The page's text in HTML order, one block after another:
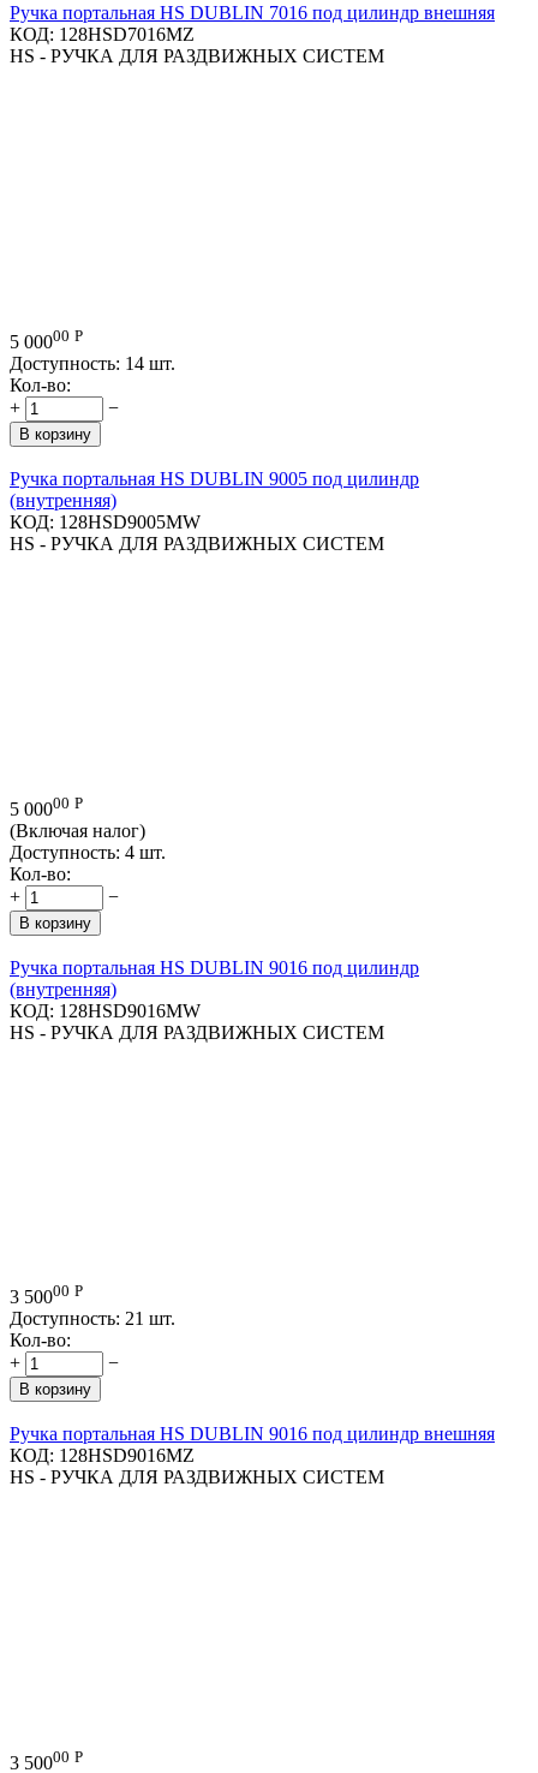
Ручка портальная HS DUBLIN 7016 под цилиндр внешняя
КОД: 128HSD7016MZ
HS - РУЧКА ДЛЯ РАЗДВИЖНЫХ СИСТЕМ
5 00000 Р
Доступность: 14 шт.
Кол-во:
+
−
В корзину
Ручка портальная HS DUBLIN 9005 под цилиндр
(внутренняя)
КОД: 128HSD9005MW
HS - РУЧКА ДЛЯ РАЗДВИЖНЫХ СИСТЕМ
5 00000 Р
(Включая налог)
Доступность: 4 шт.
Кол-во:
+
−
В корзину
Ручка портальная HS DUBLIN 9016 под цилиндр
(внутренняя)
КОД: 128HSD9016MW
HS - РУЧКА ДЛЯ РАЗДВИЖНЫХ СИСТЕМ
3 50000 Р
Доступность: 21 шт.
Кол-во:
+
−
В корзину
Ручка портальная HS DUBLIN 9016 под цилиндр внешняя
КОД: 128HSD9016MZ
HS - РУЧКА ДЛЯ РАЗДВИЖНЫХ СИСТЕМ
3 50000 Р